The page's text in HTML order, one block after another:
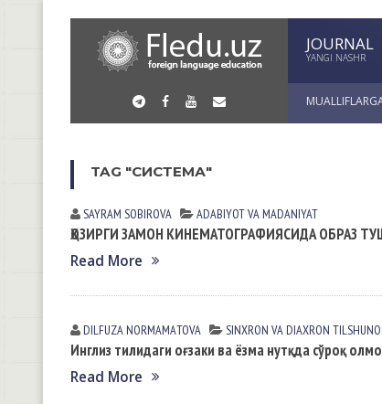
JOURNAL
YANGI NASHR
TAG "СИСТЕМА"
SAYRAM SOBIROVА АDАBIYOT VА MАDАNIYAT
ҲОЗИРГИ ЗАМОН КИНЕМАТОГРАФИЯСИДА ОБРАЗ
Read More
DILFUZA NORMАMАTOVА SINXRON VА DIАXRON
Инглиз тилидаги оғзаки ва ёзма нутқда сўроқ
Read More